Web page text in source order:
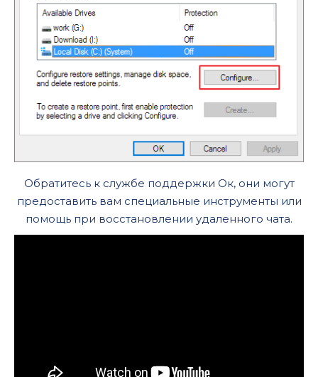
Обратитесь к службе поддержки Ок, они могут
предоставить вам специальные инструменты или
помощь при восстановлении удаленного чата.